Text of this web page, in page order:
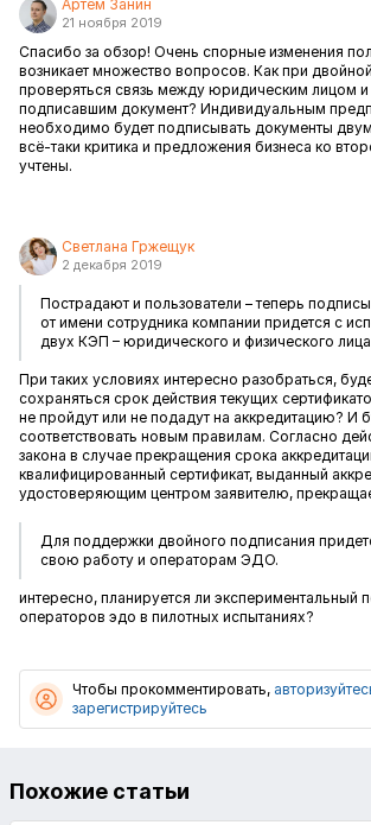
Артём Занин
21 ноября 2019
Спасибо за обзор! Очень спорные изменения
возникает множество вопросов. Как при
проверяться связь между юридическим лицом
подписавшим документ? Индивидуальным
необходимо будет подписывать документы
всё-таки критика и предложения бизнеса ко
учтены.
Светлана Гржещук
2 декабря 2019
Пострадают и пользователи – теперь
от имени сотрудника компании придется с
двух КЭП – юридического и физического
При таких условиях интересно разобраться,
сохраняться срок действия текущих
не пройдут или не подадут на аккредитацию? И
соответствовать новым правилам. Согласно
закона в случае прекращения срока
квалифицированный сертификат, выданный
удостоверяющим центром заявителю,
Для поддержки двойного подписания
свою работу и операторам ЭДО.
интересно, планируется ли экспериментальный
операторов эдо в пилотных испытаниях?
Чтобы прокомментировать,
зарегистрируйтесь
Похожие статьи